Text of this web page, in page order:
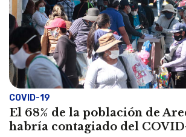
COVID-19
El 68% de la población de
habría contagiado del